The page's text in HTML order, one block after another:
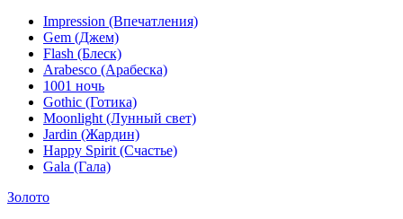
Impression (Впечатления)
Gem (Джем)
Flash (Блеск)
Arabesco (Арабеска)
1001 ночь
Gothic (Готика)
Moonlight (Лунный свет)
Jardin (Жардин)
Happy Spirit (Счастье)
Gala (Гала)
Золото